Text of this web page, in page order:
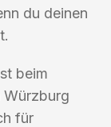
du deinen
beim
für